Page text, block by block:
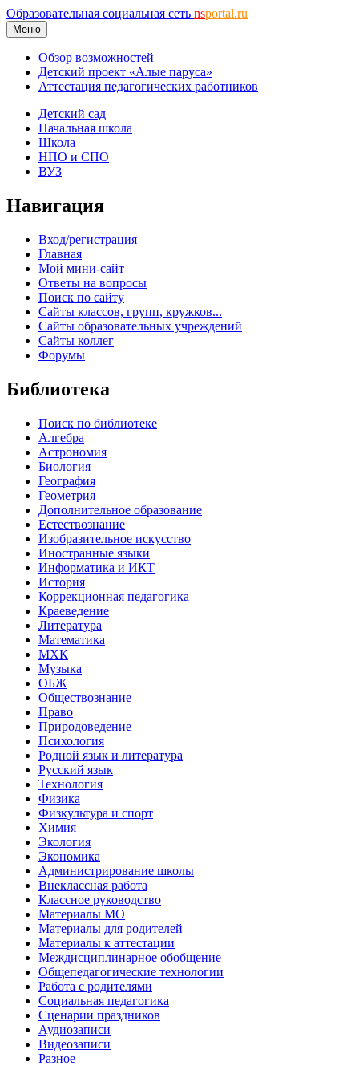
Образовательная социальная сеть nsportal.ru
Меню
Обзор возможностей
Детский проект «Алые паруса»
Аттестация педагогических работников
Детский сад
Начальная школа
Школа
НПО и СПО
ВУЗ
Навигация
Вход/регистрация
Главная
Мой мини-сайт
Ответы на вопросы
Поиск по сайту
Сайты классов, групп, кружков...
Сайты образовательных учреждений
Сайты коллег
Форумы
Библиотека
Поиск по библиотеке
Алгебра
Астрономия
Биология
География
Геометрия
Дополнительное образование
Естествознание
Изобразительное искусство
Иностранные языки
Информатика и ИКТ
История
Коррекционная педагогика
Краеведение
Литература
Математика
МХК
Музыка
ОБЖ
Обществознание
Право
Природоведение
Психология
Родной язык и литература
Русский язык
Технология
Физика
Физкультура и спорт
Химия
Экология
Экономика
Администрирование школы
Внеклассная работа
Классное руководство
Материалы МО
Материалы для родителей
Материалы к аттестации
Междисциплинарное обобщение
Общепедагогические технологии
Работа с родителями
Социальная педагогика
Сценарии праздников
Аудиозаписи
Видеозаписи
Разное